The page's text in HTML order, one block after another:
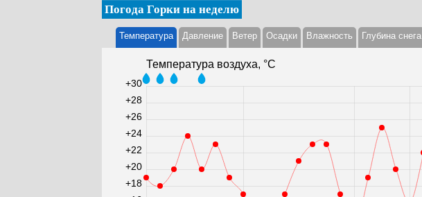
Погода Горки на неделю
Температура Давление Ветер Осадки Влажность Глубина снега
Температура воздуха, °С
+18
+20
+22
+24
+26
+28
+30